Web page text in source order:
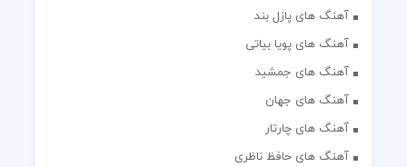
آهنگ های پازل بند
آهنگ های پویا بیاتی
آهنگ های جمشید
آهنگ های جهان
آهنگ های چارتار
آهنگ های حافظ ناظری